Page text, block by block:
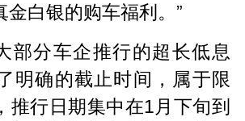
金白银的购车福利。”
部分车企推行的超长低息
明确的截止时间，属于限
推行日期集中在1月下旬到